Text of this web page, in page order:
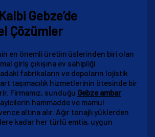
Gebze’de
Çözümler
en önemli üretim üslerinden biri olan
giriş çıkışına ev sahipliği
fabrikaların ve depoların lojistik
taşımacılık hizmetlerinin ötesinde bir
Firmamız, sunduğu Gebze ambar
hammadde ve mamul
altına alır. Ağır tonajlı yüklerden
kadar her türlü emtia, uygun